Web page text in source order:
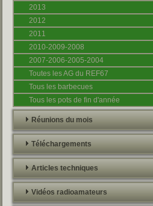
2013
2012
2011
2010-2009-2008
2007-2006-2005-2004
Toutes les AG du REF67
Tous les barbecues
Tous les pots de fin d'année
Réunions du mois
Téléchargements
Articles techniques
Vidéos radioamateurs